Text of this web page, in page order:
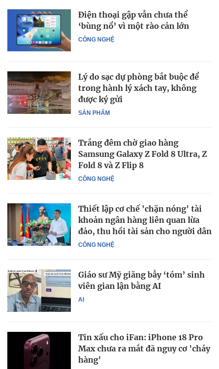
CÔNG NGHỆ
Điện thoại gập vẫn chưa thể
‘bùng nổ’ vì một rào cản lớn
SẢN PHẨM
Lý do sạc dự phòng bắt buộc để
trong hành lý xách tay, không
được ký gửi
CÔNG NGHỆ
Trắng đêm chờ giao hàng
Samsung Galaxy Z Fold 8 Ultra, Z
Fold 8 và Z Flip 8
CÔNG NGHỆ
Thiết lập cơ chế 'chặn nóng' tài
khoản ngân hàng liên quan lừa
đảo, thu hồi tài sản cho người dân
AI
Giáo sư Mỹ giăng bẫy ‘tóm’ sinh
viên gian lận bằng AI
Tin xấu cho iFan: iPhone 18 Pro
Max chưa ra mắt đã nguy cơ 'cháy
hàng'